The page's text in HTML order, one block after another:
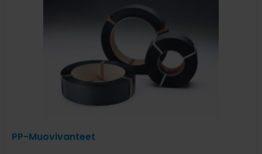
PP-Muovivanteet